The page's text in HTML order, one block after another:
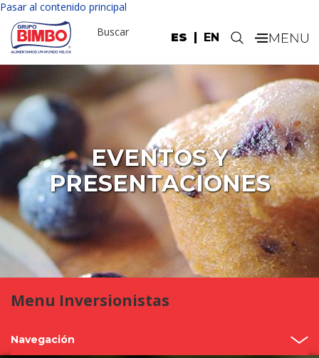
Pasar al contenido principal
ES EN
Buscar .
EVENTOS Y
PRESENTACIONES
Menu Inversionistas
Navegación